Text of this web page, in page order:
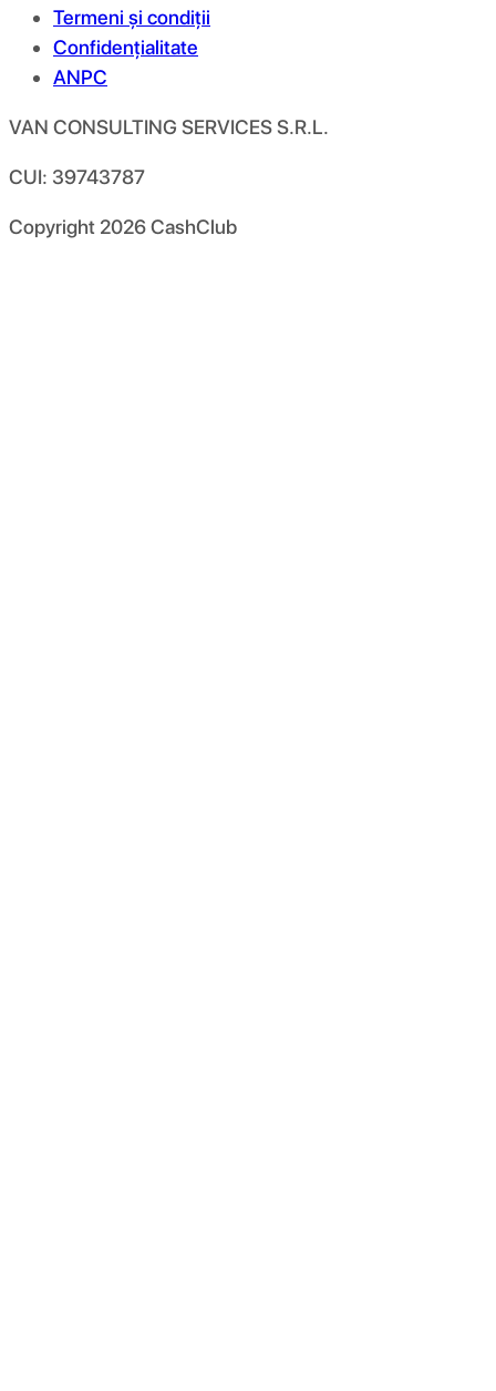
Termeni și condiții
Confidențialitate
ANPC
VAN CONSULTING SERVICES S.R.L.
CUI: 39743787
Copyright 2026CashClub